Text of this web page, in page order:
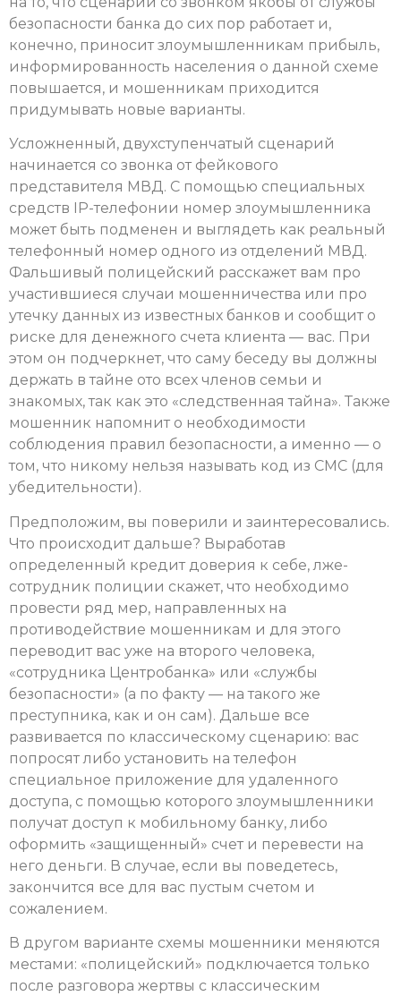
безопасности банка до сих пор работает и,
конечно, приносит злоумышленникам прибыль,
информированность населения о данной схеме
повышается, и мошенникам приходится
придумывать новые варианты.
Усложненный, двухступенчатый сценарий
начинается со звонка от фейкового
представителя МВД. С помощью специальных
средств IP-телефонии номер злоумышленника
может быть подменен и выглядеть как реальный
телефонный номер одного из отделений МВД.
Фальшивый полицейский расскажет вам про
участившиеся случаи мошенничества или про
утечку данных из известных банков и сообщит о
риске для денежного счета клиента — вас. При
этом он подчеркнет, что саму беседу вы должны
держать в тайне ото всех членов семьи и
знакомых, так как это «следственная тайна». Также
мошенник напомнит о необходимости
соблюдения правил безопасности, а именно — о
том, что никому нельзя называть код из СМС (для
убедительности).
Предположим, вы поверили и заинтересовались.
Что происходит дальше? Выработав
определенный кредит доверия к себе, лже-
сотрудник полиции скажет, что необходимо
провести ряд мер, направленных на
противодействие мошенникам и для этого
переводит вас уже на второго человека,
«сотрудника Центробанка» или «службы
безопасности» (а по факту — на такого же
преступника, как и он сам). Дальше все
развивается по классическому сценарию: вас
попросят либо установить на телефон
специальное приложение для удаленного
доступа, с помощью которого злоумышленники
получат доступ к мобильному банку, либо
оформить «защищенный» счет и перевести на
него деньги. В случае, если вы поведетесь,
закончится все для вас пустым счетом и
сожалением.
В другом варианте схемы мошенники меняются
местами: «полицейский» подключается только
после разговора жертвы с классическим